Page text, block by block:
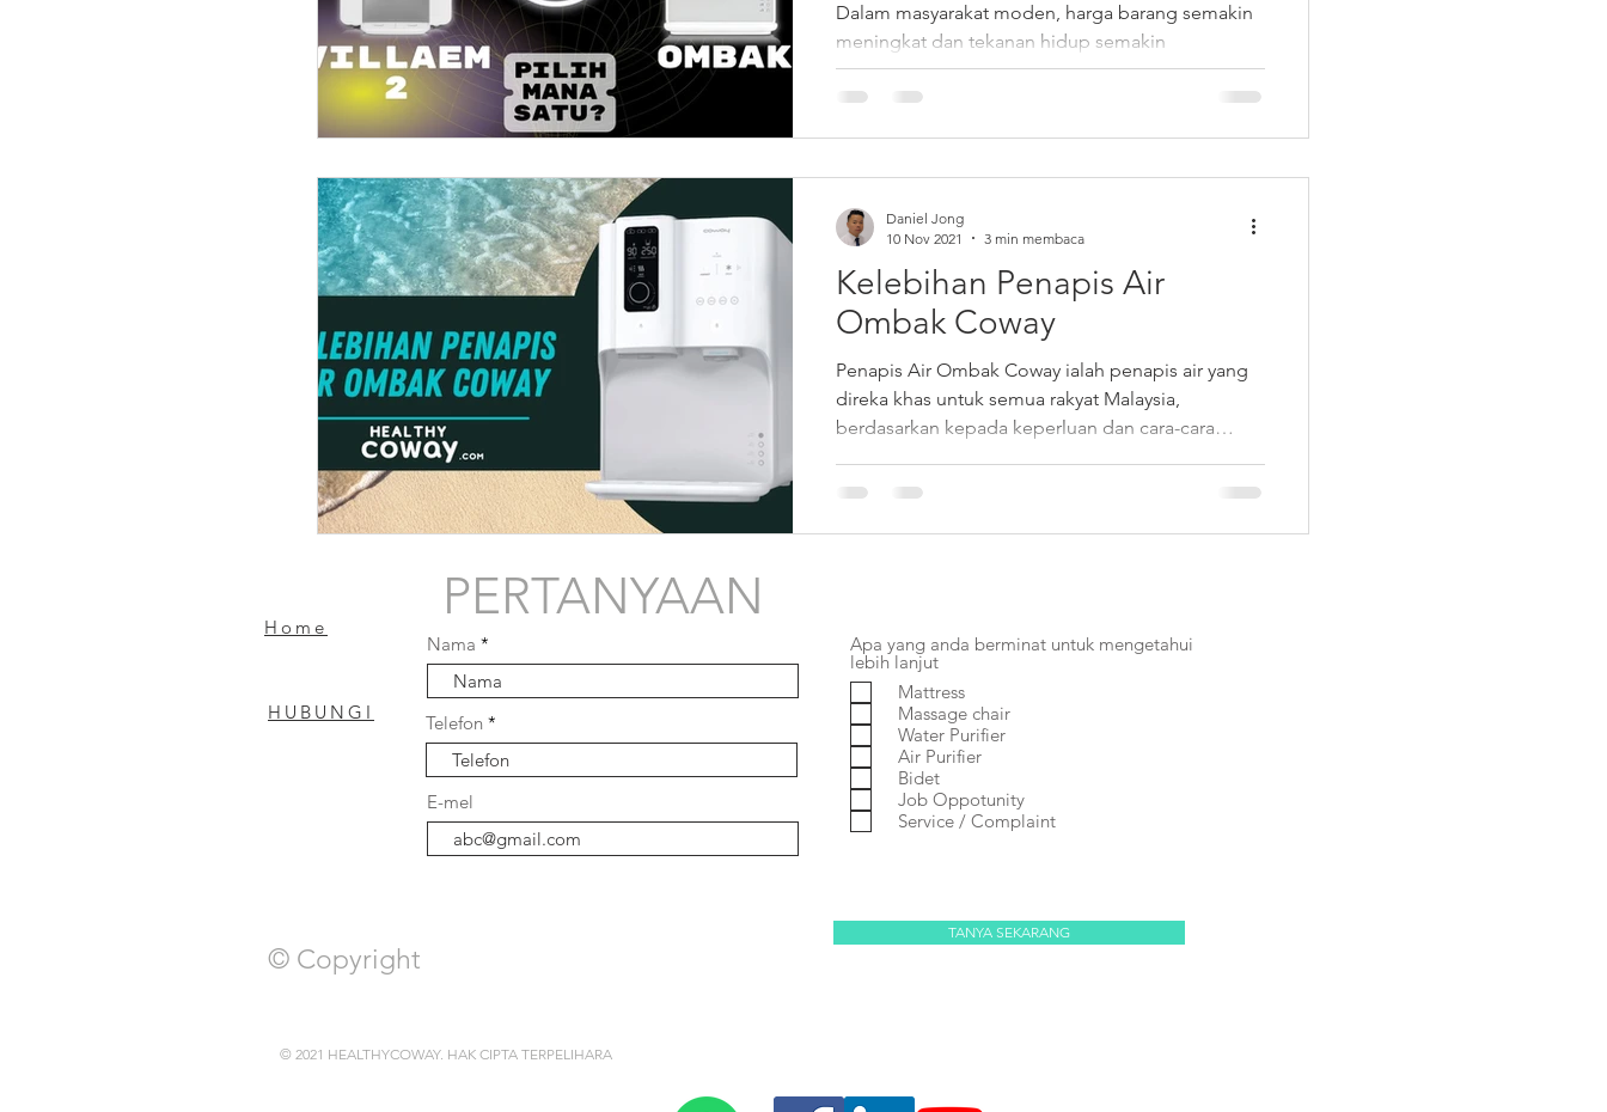
Dalam masyarakat moden, harga barang semakin
meningkat dan tekanan hidup semakin
tinggi.Kebanyakan keluarga terpaksa bekerja,
keluar awal...
Kelebihan Penapis Air
Ombak Coway
Penapis Air Ombak Coway ialah penapis air yang
direka khas untuk semua rakyat Malaysia,
berdasarkan kepada keperluan dan cara-cara
Daniel Jong
10 Nov 2021
3 min membaca
Home
PERTANYAAN
HUBUNGI
Soalan Lazim
Nama
Telefon
E-mel
Apa yang anda berminat untuk mengetahui
lebih lanjut
Mattress
Massage chair
Water Purifier
Air Purifier
Bidet
Job Oppotunity
Service / Complaint
TANYA SEKARANG
© 2021 HEALTHYCOWAY. HAK CIPTA TERPELIHARA
© Copyright